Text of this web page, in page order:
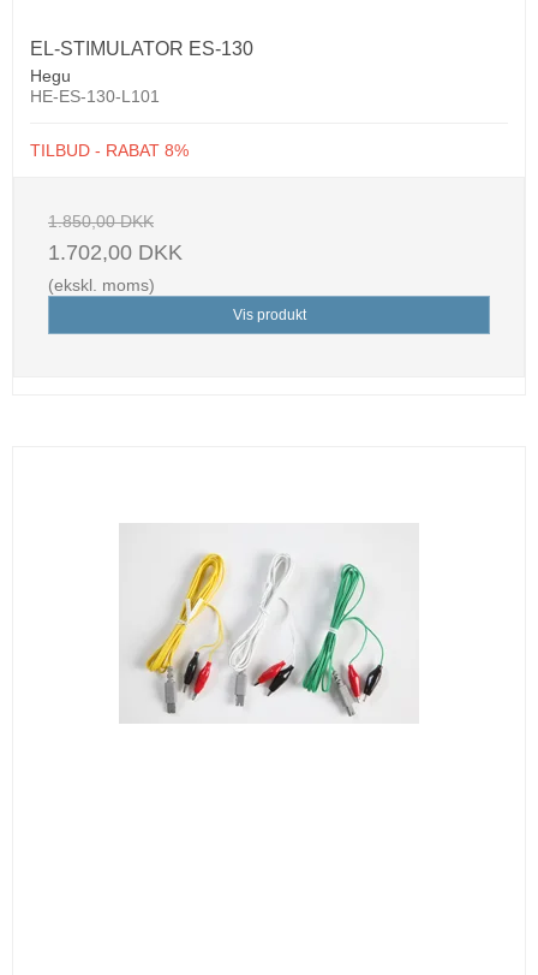
EL-STIMULATOR ES-130
Hegu
HE-ES-130-L101
TILBUD - RABAT 8%
1.850,00 DKK
1.702,00 DKK
(ekskl. moms)
Vis produkt